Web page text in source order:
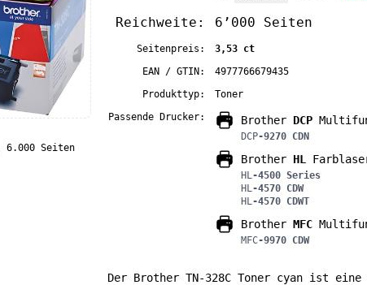
6.000 Seiten
Reichweite: 6’000 Seiten
Seitenpreis:
3,53 ct
EAN / GTIN:
4977766679435
Produkttyp:
Toner
Passende Drucker:
Brother DCP
DCP-9270 CDN
Brother HL
HL-4500 Series
HL-4570 CDW
HL-4570 CDWT
Brother MFC
MFC-9970 CDW
Der Brother TN-328C Toner cyan ist